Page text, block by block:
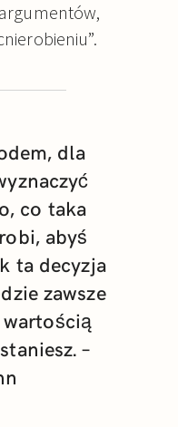
dla
co taka
abyś
ta decyzja
zawsze
–